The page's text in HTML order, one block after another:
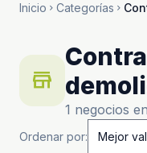
Inicio chevron_right Categorías chevron_right
store
1 negocios
Ordenar por: